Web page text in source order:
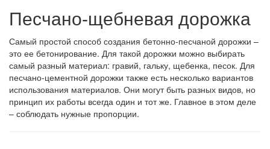
Песчано-щебневая дорожка
Самый простой способ создания бетонно-песчаной дорожки –
это ее бетонирование. Для такой дорожки можно выбирать
самый разный материал: гравий, гальку, щебенка, песок. Для
песчано-цементной дорожки также есть несколько вариантов
использования материалов. Они могут быть разных видов, но
принцип их работы всегда один и тот же. Главное в этом деле
– соблюдать нужные пропорции.